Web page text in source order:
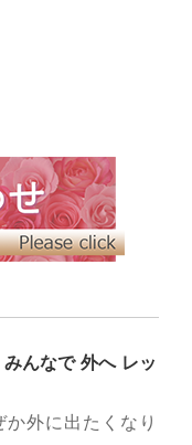
んなで 外へ レッ
外に出たくなり